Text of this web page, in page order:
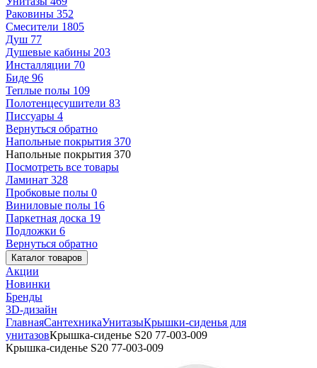
Раковины 352
Смесители 1805
Душ 77
Душевые кабины 203
Инсталляции 70
Биде 96
Теплые полы 109
Полотенцесушители 83
Писсуары 4
Вернуться обратно
Напольные покрытия 370
Напольные покрытия 370
Посмотреть все товары
Ламинат 328
Пробковые полы 0
Виниловые полы 16
Паркетная доска 19
Подложки 6
Вернуться обратно
Каталог товаров
Акции
Новинки
Бренды
3D-дизайн
ГлавнаяСантехникаУнитазыКрышки-сиденья для
унитазовКрышка-сиденье S20 77-003-009
Крышка-сиденье S20 77-003-009